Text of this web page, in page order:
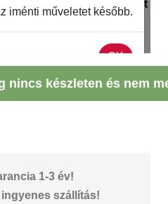
nincs készleten és nem
1-3 év!
szállítás!